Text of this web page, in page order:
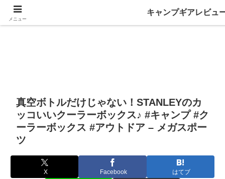
真空ボトルだけじゃない！STANLEYのカ
ッコいいクーラーボックス♪ #キャンプ #ク
ーラーボックス #アウトドア – メガスポー
ツ
X Facebook はてブ
メニュー
キャンプギアレビュ